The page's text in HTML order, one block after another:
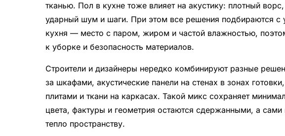
тканью. Пол в кухне тоже влияет на акустику: плотный
ударный шум и шаги. При этом все решения подбираются с
кухня — место с паром, жиром и частой влажностью,
к уборке и безопасность материалов.
Строители и дизайнеры нередко комбинируют разные
за шкафами, акустические панели на стенах в зонах
плитами и ткани на каркасах. Такой микс сохраняет
цвета, фактуры и геометрия остаются сдержанными, а
тепло пространству.